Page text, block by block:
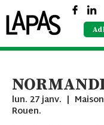
lun. 27 janv.
  |
Rouen.